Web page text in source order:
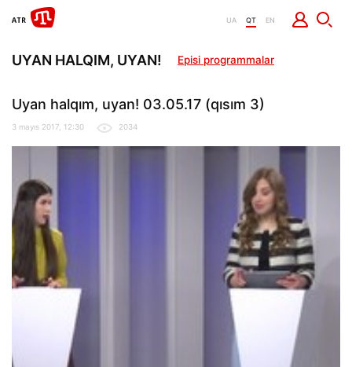
UA QT EN
UYAN HALQIM, UYAN! Episi programmalar
Uyan halqım, uyan! 03.05.17 (qısım 3)
3 mayıs 2017, 12:30 2034